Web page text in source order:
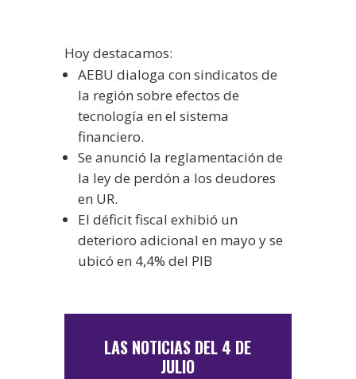
Hoy destacamos:
AEBU dialoga con sindicatos de
la región sobre efectos de
tecnología en el sistema
financiero.
Se anunció la reglamentación de
la ley de perdón a los deudores
en UR.
El déficit fiscal exhibió un
deterioro adicional en mayo y se
ubicó en 4,4% del PIB
LAS NOTICIAS DEL 4 DE
JULIO